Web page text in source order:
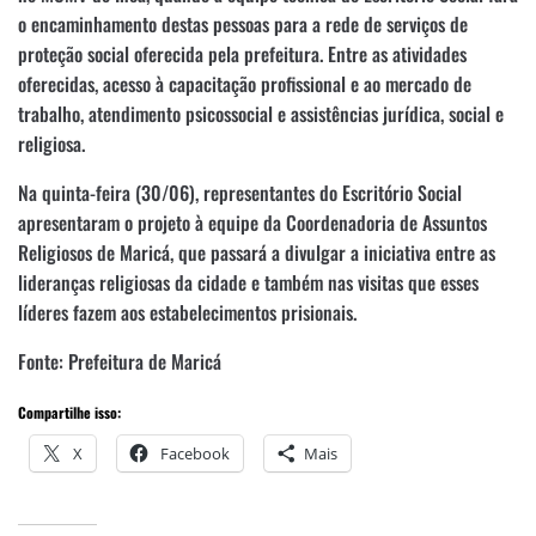
o encaminhamento destas pessoas para a rede de serviços de
proteção social oferecida pela prefeitura. Entre as atividades
oferecidas, acesso à capacitação profissional e ao mercado de
trabalho, atendimento psicossocial e assistências jurídica, social e
religiosa.
Na quinta-feira (30/06), representantes do Escritório Social
apresentaram o projeto à equipe da Coordenadoria de Assuntos
Religiosos de Maricá, que passará a divulgar a iniciativa entre as
lideranças religiosas da cidade e também nas visitas que esses
líderes fazem aos estabelecimentos prisionais.
Fonte: Prefeitura de Maricá
Compartilhe isso:
X Facebook Mais